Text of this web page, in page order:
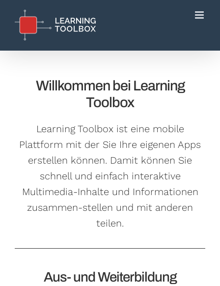
content
Willkommen bei Learning
Toolbox
Learning Toolbox ist eine mobile
Plattform mit der Sie Ihre eigenen Apps
erstellen können. Damit können Sie
schnell und einfach interaktive
Multimedia-Inhalte und Informationen
zusammen-stellen und mit anderen
teilen.
Aus- und Weiterbildung